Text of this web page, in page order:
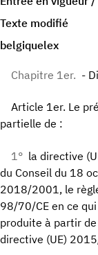
Texte modifié
belgiquelex
Chapitre 1er. -
Article 1er. Le
partielle de :
1° la directive
du Conseil du 18
2018/2001, le
98/70/CE en ce
produite à partir
directive (UE)